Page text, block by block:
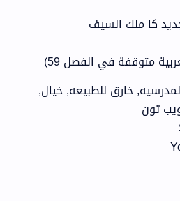
كا ملك السيف
خارق للطبيعه, خيال,
تون